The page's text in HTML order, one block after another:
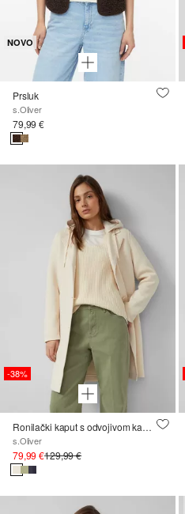
NOVO
Prsluk
s.Oliver
79,99 €
-38%
Ronilački kaput s odvojivom kapuljačom
s.Oliver
79,99 €129,99 €